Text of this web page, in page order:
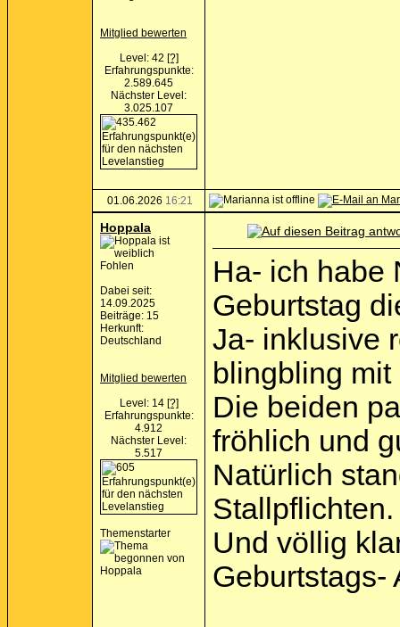
Mitglied bewerten
Level: 42 [?]
Erfahrungspunkte:
2.589.645
Nächster Level:
3.025.107
01.06.2026 16:21
Hoppala
Fohlen
Dabei seit:
14.09.2025
Beiträge: 15
Herkunft:
Deutschland
Mitglied bewerten
Level: 14 [?]
Erfahrungspunkte:
4.912
Nächster Level:
5.517
Themenstarter
Ha- ich habe
Geburtstag
Ja- inklusive
blingbling
Die beiden
fröhlich und
Natürlich
Stallpflichten.
Und völlig
Geburtstags-